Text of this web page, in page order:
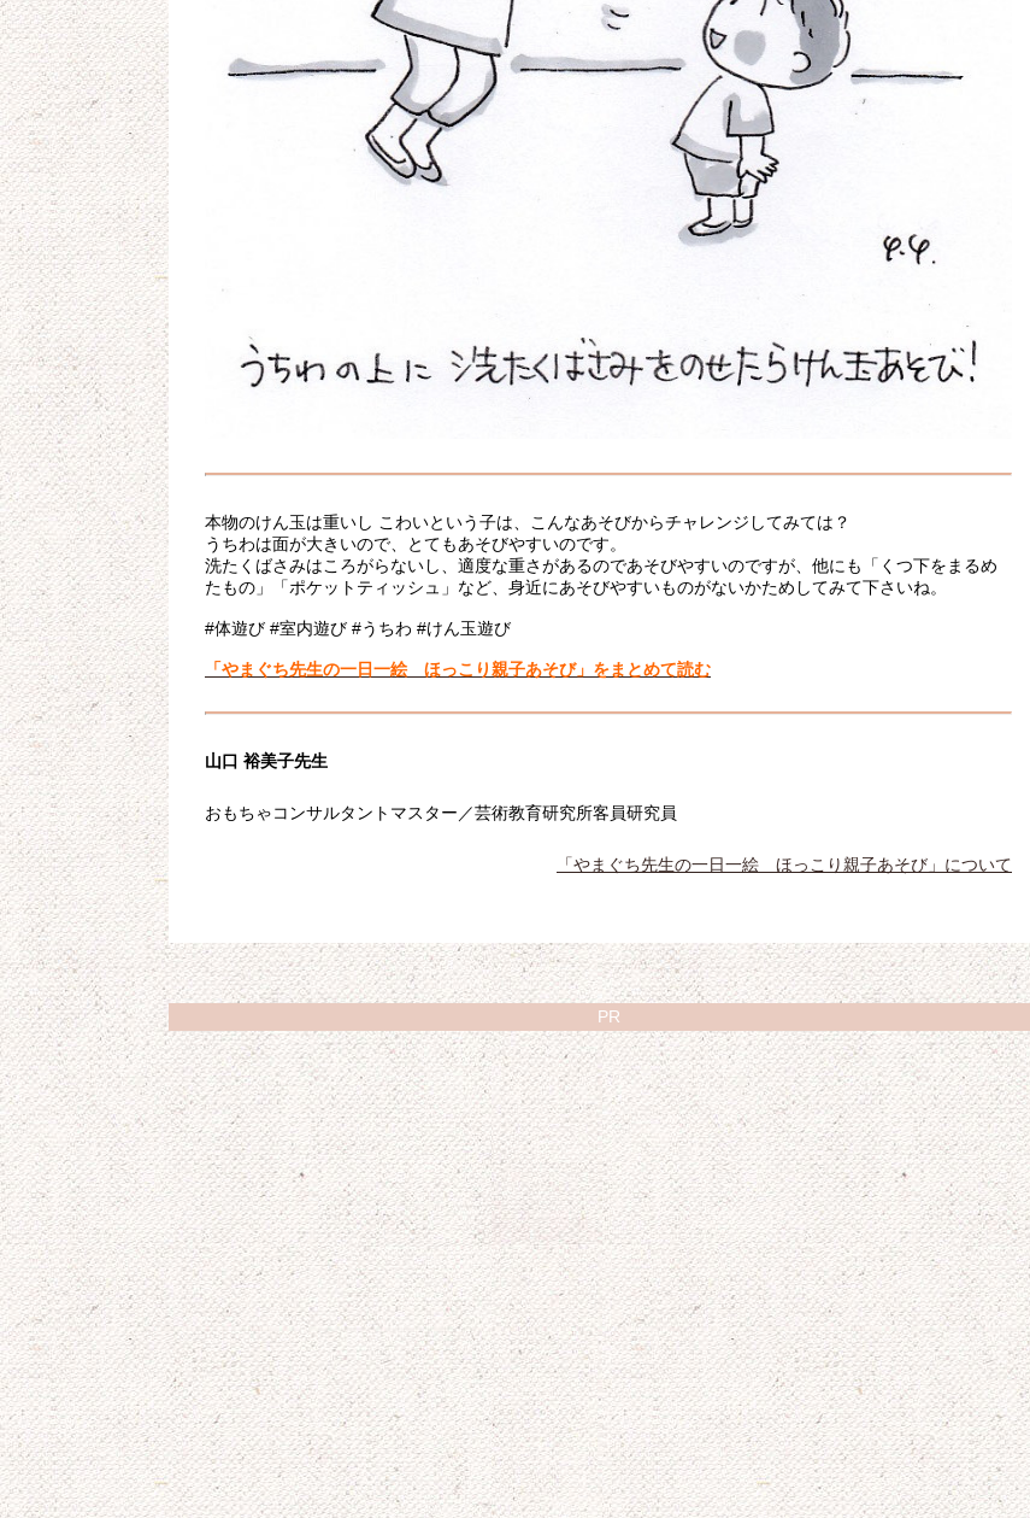
本物のけん玉は重いし こわいという子は、こんなあそびからチャレンジしてみては？
うちわは面が大きいので、とてもあそびやすいのです。
洗たくばさみはころがらないし、適度な重さがあるのであそびやすいのですが、他にも「くつ下をまるめ
たもの」「ポケットティッシュ」など、身近にあそびやすいものがないかためしてみて下さいね。
#体遊び #室内遊び #うちわ #けん玉遊び
「やまぐち先生の一日一絵 ほっこり親子あそび」をまとめて読む
山口 裕美子先生
おもちゃコンサルタントマスター／芸術教育研究所客員研究員
「やまぐち先生の一日一絵 ほっこり親子あそび」について
PR